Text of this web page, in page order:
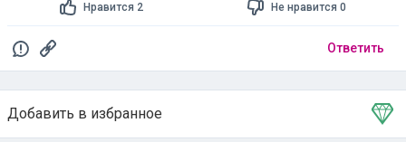
Нравится 2 Не нравится 0
Ответить
Добавить в избранное
Тема в избранном